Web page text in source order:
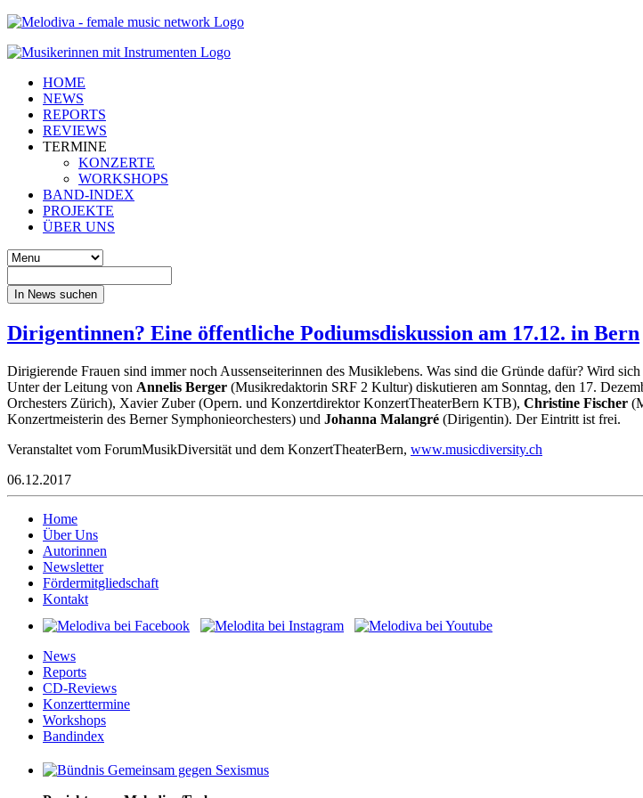
HOME
NEWS
REPORTS
REVIEWS
TERMINE
KONZERTE
WORKSHOPS
BAND-INDEX
PROJEKTE
ÜBER UNS
In News suchen
Dirigentinnen? Eine öffentliche Podiumsdiskussion am 17.12. in Bern
Dirigierende Frauen sind immer noch Aussenseiterinnen des Musiklebens. Was sind die Gründe dafür? Wird
Unter der Leitung von Annelis Berger (Musikredaktorin SRF 2 Kultur) diskutieren am Sonntag, den 17.
Orchesters Zürich), Xavier Zuber (Opern. und Konzertdirektor KonzertTheaterBern KTB), Christine Fischer
Konzertmeisterin des Berner Symphonieorchesters) und Johanna Malangré (Dirigentin). Der Eintritt ist frei.
Veranstaltet vom ForumMusikDiversität und dem KonzertTheaterBern, www.musicdiversity.ch
06.12.2017
Home
Über Uns
Autorinnen
Newsletter
Fördermitgliedschaft
Kontakt
News
Reports
CD-Reviews
Konzerttermine
Workshops
Bandindex